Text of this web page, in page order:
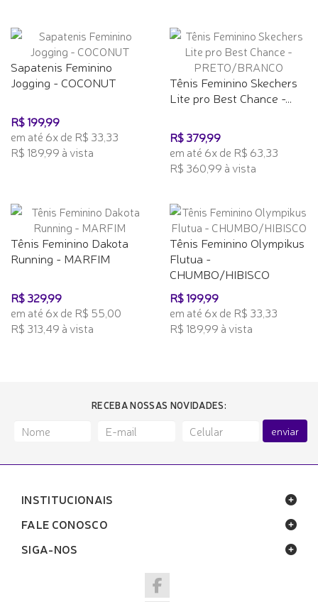
Sapatenis Feminino
Jogging - COCONUT
R$ 199,99
em até 6x de R$ 33,33
R$ 189,99 à vista
Tênis Feminino Skechers
Lite pro Best Chance -...
R$ 379,99
em até 6x de R$ 63,33
R$ 360,99 à vista
Tênis Feminino Dakota
Running - MARFIM
R$ 329,99
em até 6x de R$ 55,00
R$ 313,49 à vista
Tênis Feminino Olympikus
Flutua -
CHUMBO/HIBISCO
R$ 199,99
em até 6x de R$ 33,33
R$ 189,99 à vista
RECEBA NOSSAS NOVIDADES:
enviar
INSTITUCIONAIS
FALE CONOSCO
SIGA-NOS